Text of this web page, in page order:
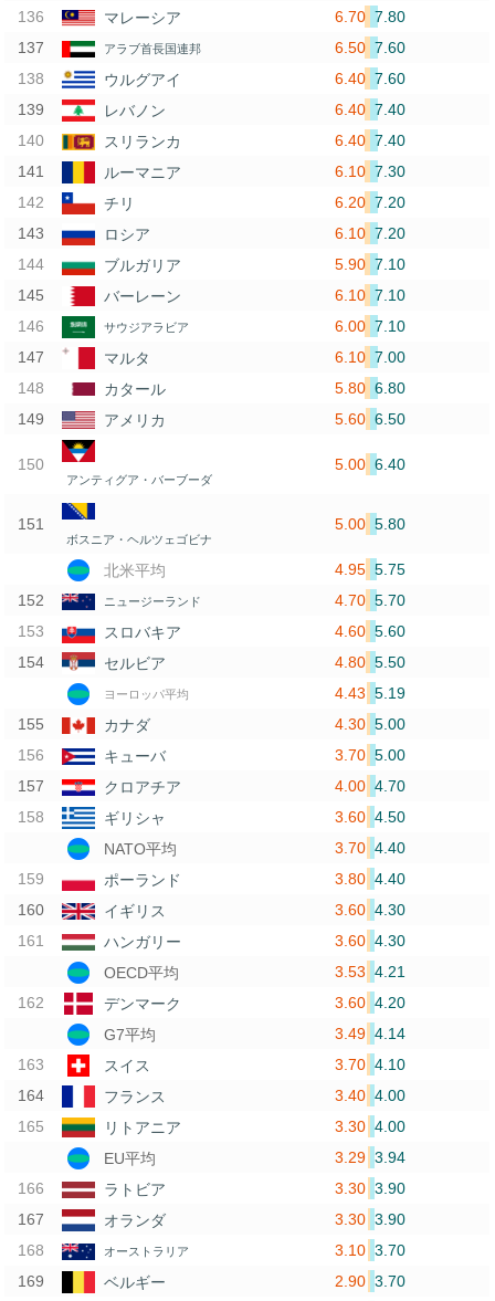
マレーシア 6.70 7.80
アラブ首長国連邦 6.50 7.60
ウルグアイ
6.40 7.60
レバノン
6.40 7.40
スリランカ
6.40 7.40
ルーマニア
6.10 7.30
チリ
6.20 7.20
ロシア
6.10 7.20
ブルガリア
5.90 7.10
バーレーン
6.10 7.10
サウジアラビア 6.00 7.10
マルタ
6.10 7.00
カタール
5.80 6.80
アメリカ
5.60 6.50
アンティグア・バーブーダ
5.00 6.40
ボスニア・ヘルツェゴビナ
5.00 5.80
北米平均 4.95 5.75
ニュージーランド 4.70 5.70
スロバキア
4.60 5.60
セルビア
4.80 5.50
ヨーロッパ平均 4.43 5.19
カナダ
4.30 5.00
キューバ
3.70 5.00
クロアチア
4.00 4.70
ギリシャ
3.60 4.50
NATO平均
3.70 4.40
ポーランド
3.80 4.40
イギリス
3.60 4.30
ハンガリー
3.60 4.30
OECD平均
3.53 4.21
デンマーク
3.60 4.20
G7平均
3.49 4.14
スイス
3.70 4.10
フランス
3.40 4.00
リトアニア
3.30 4.00
EU平均
3.29 3.94
ラトビア
3.30 3.90
オランダ
3.30 3.90
オーストラリア 3.10 3.70
ベルギー
2.90 3.70